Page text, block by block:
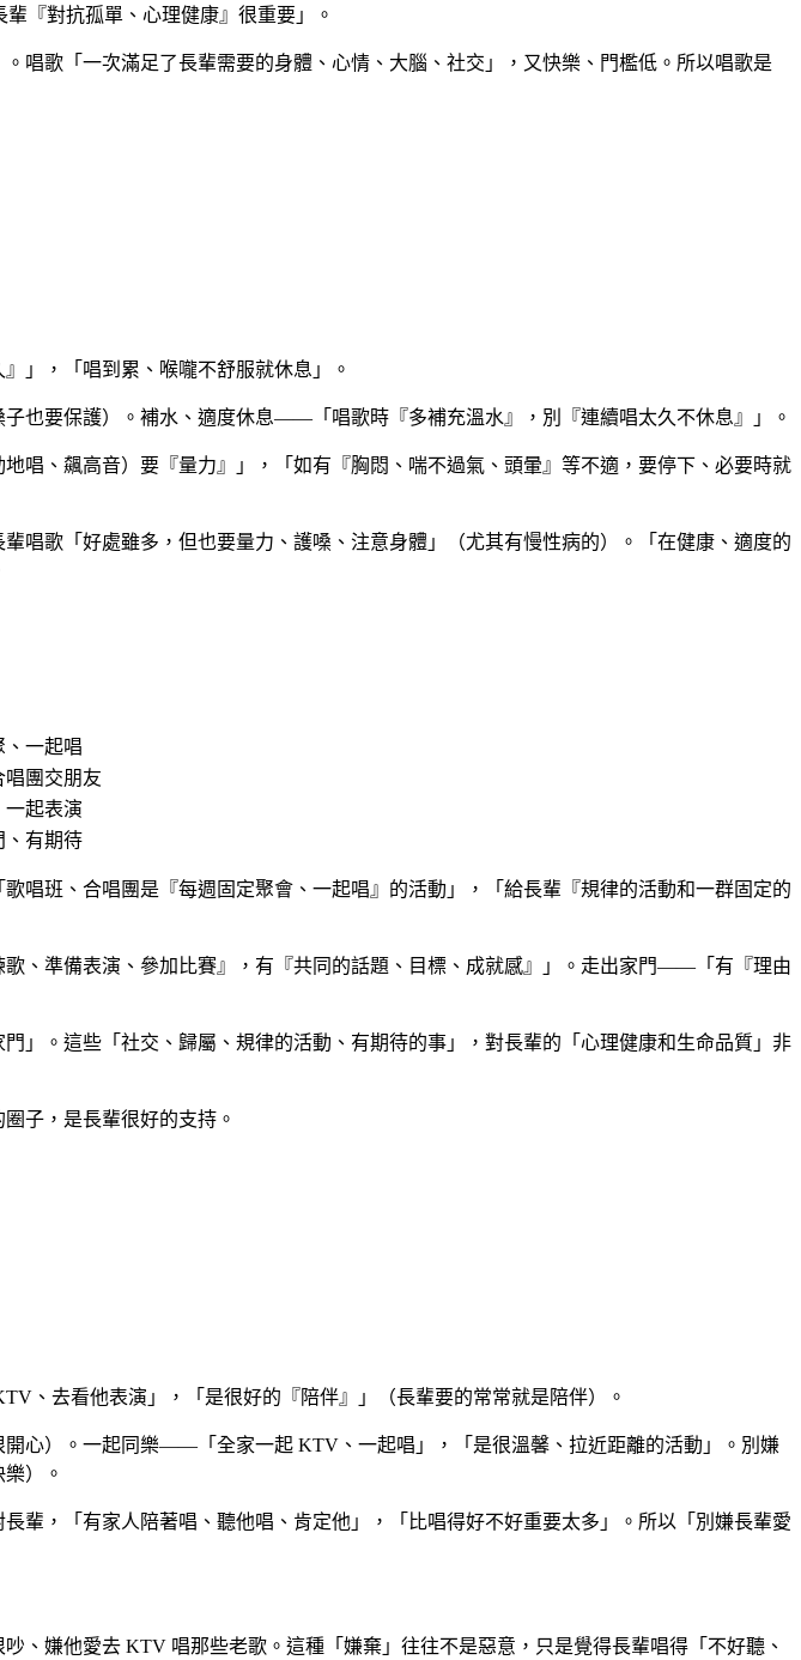
『對抗孤單、心理健康』很重要」。
歌「一次滿足了長輩需要的身體、心情、大腦、社交」，又快樂、門檻低。所以唱歌是
」，「唱到累、喉嚨不舒服就休息」。
也要保護）。補水、適度休息——「唱歌時『多補充溫水』，別『連續唱太久不休息』」。
、飆高音）要『量力』」，「如有『胸悶、喘不過氣、頭暈』等不適，要停下、必要時就
歌「好處雖多，但也要量力、護嗓、注意身體」（尤其有慢性病的）。「在健康、適度的
、一起唱
唱團交朋友
一起表演
、有期待
班、合唱團是『每週固定聚會、一起唱』的活動」，「給長輩『規律的活動和一群固定的
準備表演、參加比賽』，有『共同的話題、目標、成就感』」。走出家門——「有『理由
。這些「社交、歸屬、規律的活動、有期待的事」，對長輩的「心理健康和生命品質」非
子，是長輩很好的支持。
、去看他表演」，「是很好的『陪伴』」（長輩要的常常就是陪伴）。
心）。一起同樂——「全家一起 KTV、一起唱」，「是很溫馨、拉近距離的活動」。別嫌
）。
，「有家人陪著唱、聽他唱、肯定他」，「比唱得好不好重要太多」。所以「別嫌長輩愛
嫌他愛去 KTV 唱那些老歌。這種「嫌棄」往往不是惡意，只是覺得長輩唱得「不好聽、